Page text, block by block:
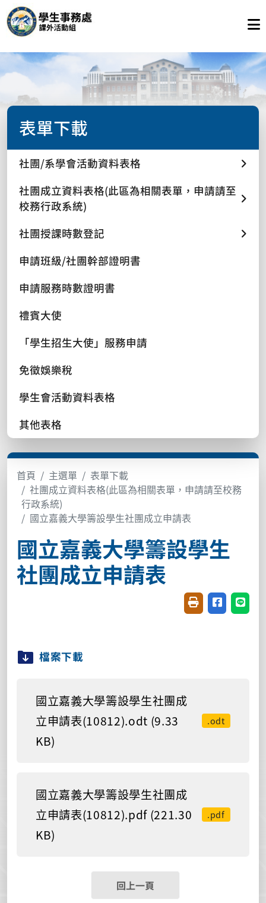
表單下載
社團/系學會活動資料表格
社團成立資料表格(此區為相關表單，申請請至
校務行政系統)
社團授課時數登記
申請班級/社團幹部證明書
申請服務時數證明書
禮賓大使
「學生招生大使」服務申請
免徵娛樂稅
學生會活動資料表格
其他表格
首頁 主選單
表單下載
社團成立資料表格(此區為相關表單，申請請至校務
行政系統)
國立嘉義大學籌設學生社團成立申請表
國立嘉義大學籌設學生
社團成立申請表
友善列印(開新視
分享至臉書
分享
檔案下載
國立嘉義大學籌設學生社團成
立申請表(10812).odt (9.33
KB)
.odt
國立嘉義大學籌設學生社團成
立申請表(10812).pdf (221.30
KB)
.pdf
回上一頁